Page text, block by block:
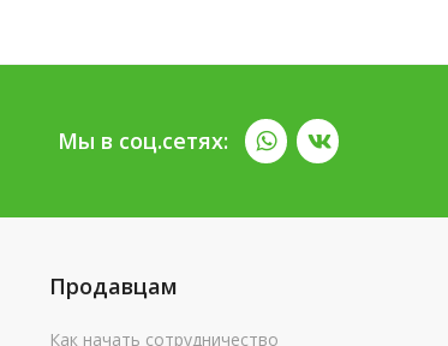
Мы в соц.сетях:
Продавцам
Как начать сотрудничество